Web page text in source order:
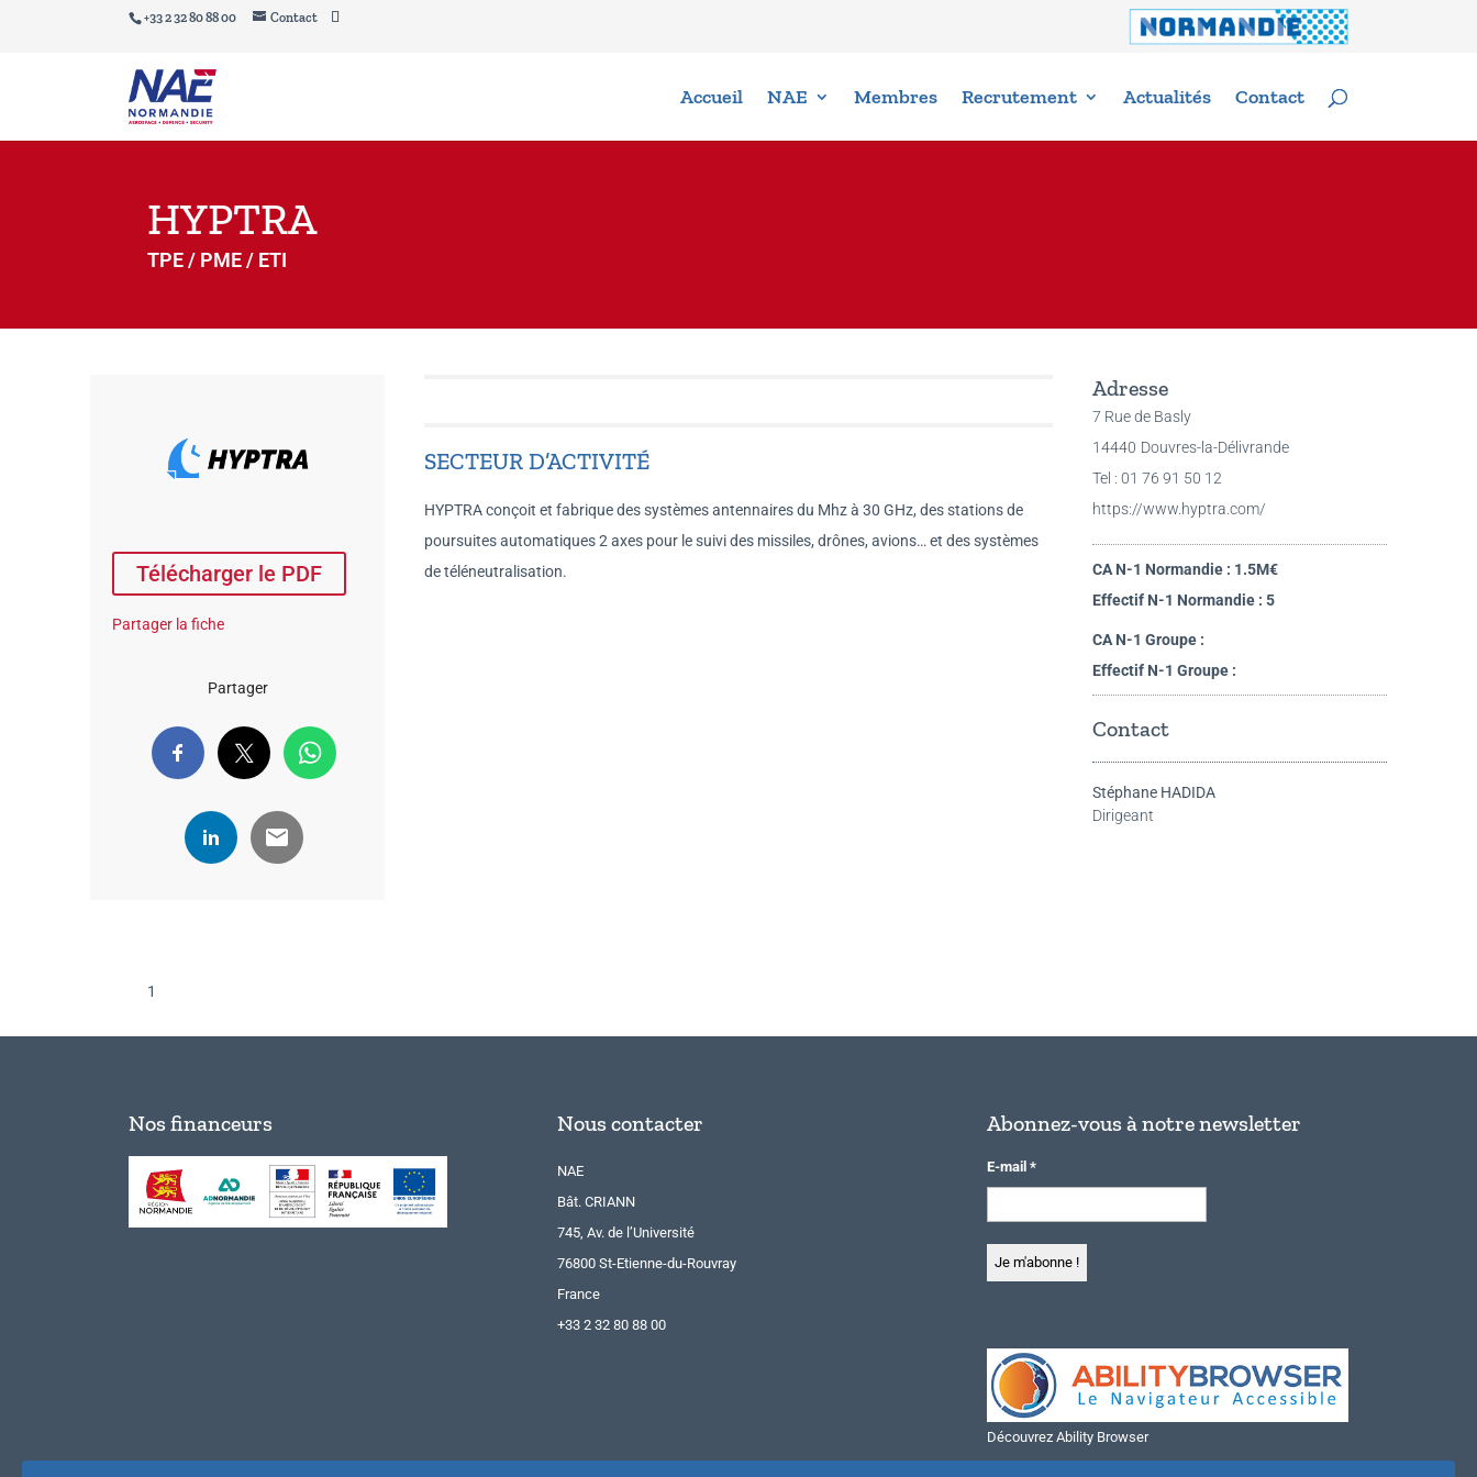
+33 2 32 80 88 00 Contact
Accueil NAE Membres Recrutement Actualités Contact
HYPTRA
TPE / PME / ETI
Télécharger le PDF
Partager la fiche
Partager
SECTEUR D’ACTIVITÉ
HYPTRA conçoit et fabrique des systèmes antennaires du Mhz à 30 GHz, des stations de
poursuites automatiques 2 axes pour le suivi des missiles, drônes, avions… et des systèmes
de téléneutralisation.
Adresse
7 Rue de Basly
14440 Douvres-la-Délivrande
Tel : 01 76 91 50 12
https://www.hyptra.com/
CA N-1 Normandie : 1.5M€
Effectif N-1 Normandie : 5
CA N-1 Groupe :
Effectif N-1 Groupe :
Contact
Stéphane HADIDA
Dirigeant
1
Nos financeurs Nous contacter
NAE
Bât. CRIANN
745, Av. de l’Université
76800 St-Etienne-du-Rouvray
France
+33 2 32 80 88 00
Abonnez-vous à notre newsletter
E-mail *
Découvrez Ability Browser